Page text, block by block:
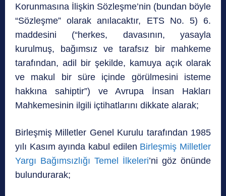
Korunmasına İlişkin Sözleşme’nin (bundan böyle
“Sözleşme” olarak anılacaktır, ETS No. 5) 6.
maddesini (“herkes, davasının, yasayla
kurulmuş, bağımsız ve tarafsız bir mahkeme
tarafından, adil bir şekilde, kamuya açık olarak
ve makul bir süre içinde görülmesini isteme
hakkına sahiptir”) ve Avrupa İnsan Hakları
Mahkemesinin ilgili içtihatlarını dikkate alarak;
Birleşmiş Milletler Genel Kurulu tarafından 1985
yılı Kasım ayında kabul edilen Birleşmiş Milletler
Yargı Bağımsızlığı Temel İlkeleri’ni göz önünde
bulundurarak;